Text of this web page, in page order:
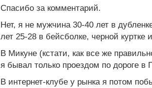
Спасибо за комментарий.
Нет, я не мужчина 30-40 лет в
лет 25-28 в бейсболке, черной куртке
В Микуне (кстати, как все же
я бывал только проездом по дороге в
В интернет-клубе у рынка я потом